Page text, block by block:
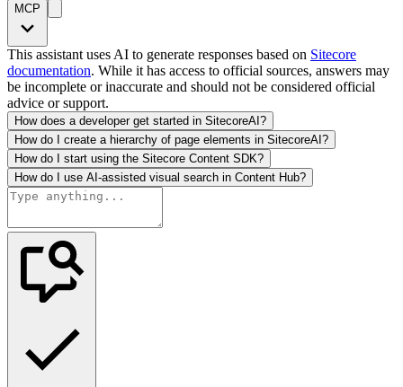
MCP
This assistant uses AI to generate responses based on Sitecore
documentation. While it has access to official sources, answers may
be incomplete or inaccurate and should not be considered official
advice or support.
How does a developer get started in SitecoreAI?
How do I create a hierarchy of page elements in SitecoreAI?
How do I start using the Sitecore Content SDK?
How do I use AI-assisted visual search in Content Hub?